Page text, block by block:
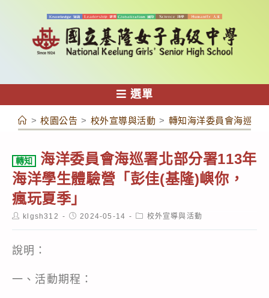
容
選單
> 校園公告 > 校外宣導與活動 > 轉知海洋委員會海巡署
轉知
海洋委員會海巡署北部分署113年
海洋學生體驗營「彭佳(基隆)嶼你，
瘋玩夏季」
Postklgsh312
Post2024-05-14
Post校外宣導與活動
說明：
一、活動期程：